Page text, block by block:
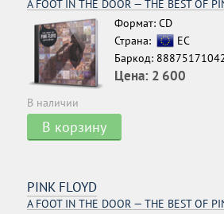
A FOOT IN THE DOOR — THE BEST OF
Формат: CD
Страна:
ЕС
Баркод:
Цена: 2 600
В наличии
В корзину
PINK FLOYD
A FOOT IN THE DOOR — THE BEST OF